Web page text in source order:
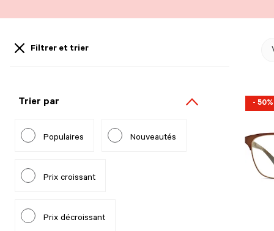
Filtrer et trier
Trier par
Populaires Nouveautés
Prix croissant
Prix décroissant
-